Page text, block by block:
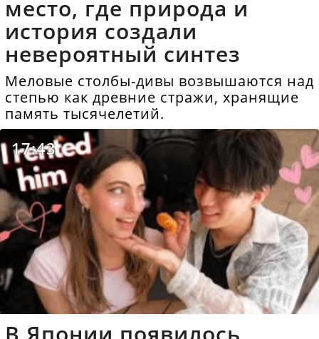
место, где природа и
история создали
невероятный синтез
Меловые столбы-дивы возвышаются над
степью как древние стражи, хранящие
память тысячелетий.
17:43